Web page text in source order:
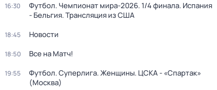
16:30
Футбол. Чемпионат мира-2026. 1/4 финала. Испания
- Бельгия. Трансляция из США
18:45 Новости
18:50 Все на Матч!
19:55
Футбол. Суперлига. Женщины. ЦСКА - «Спартак»
(Москва)